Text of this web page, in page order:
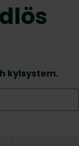
kylsystem.